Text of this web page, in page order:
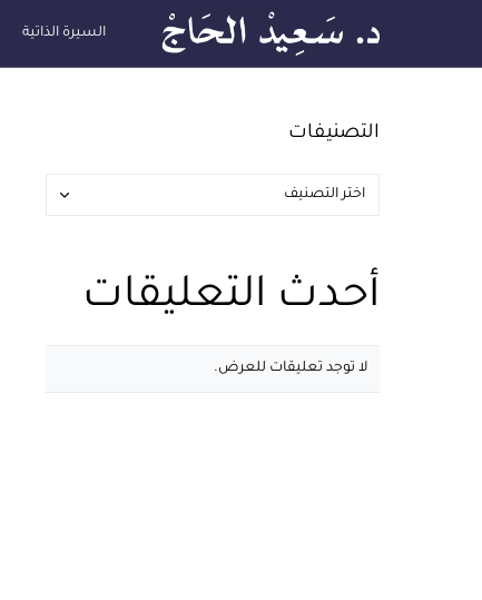
السيرة الذاتية
التصنيفات
أحدث التعليقات
لا توجد تعليقات للعرض.